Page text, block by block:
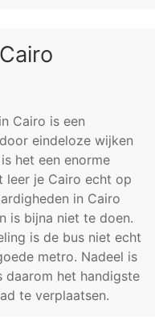
Cairo is een
eindeloze wijken
het een enorme
leer je Cairo echt op
in Cairo
is bijna niet te doen.
is de bus niet echt
metro. Nadeel is
daarom het handigste
te verplaatsen.